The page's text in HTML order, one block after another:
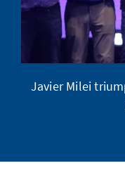
Javier Milei